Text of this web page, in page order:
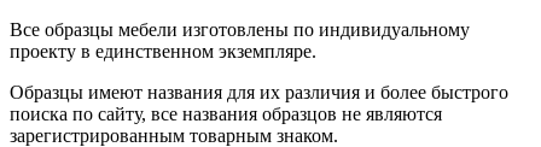
Все образцы мебели изготовлены по индивидуальному
проекту в единственном экземпляре.
Образцы имеют названия для их различия и более быстрого
поиска по сайту, все названия образцов не являются
зарегистрированным товарным знаком.